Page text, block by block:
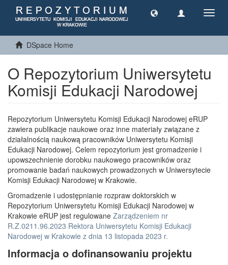
DSpace Home
O Repozytorium Uniwersytetu
Komisji Edukacji Narodowej
Repozytorium Uniwersytetu Komisji Edukacji Narodowej eRUP
zawiera publikacje naukowe oraz inne materiały związane z
działalnością naukową pracowników Uniwersytetu Komisji
Edukacji Narodowej. Celem repozytorium jest gromadzenie i
upowszechnienie dorobku naukowego pracowników oraz
promowanie badań naukowych prowadzonych w Uniwersytecie
Komisji Edukacji Narodowej w Krakowie.
Gromadzenie i udostępnianie rozpraw doktorskich w
Repozytorium Uniwersytetu Komisji Edukacji Narodowej w
Krakowie eRUP jest regulowane Zarządzeniem nr
R.Z.0211.96.2023 Rektora Uniwersytetu Komisji Edukacji
Narodowej w Krakowie z dnia 13 listopada 2023 r.
Informacja o dofinansowaniu projektu